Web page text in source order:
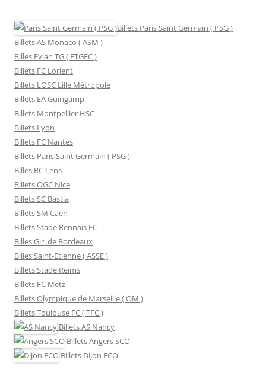
Billets Paris Saint Germain ( PSG )
Billets AS Monaco ( ASM )
Billes Evian TG ( ETGFC )
Billets FC Lorient
Billets LOSC Lille Métropole
Billets EA Guingamp
Billets Montpellier HSC
Billets Lyon
Billets FC Nantes
Billets Paris Saint Germain ( PSG )
Billes RC Lens
Billets OGC Nice
Billets SC Bastia
Billets SM Caen
Billets Stade Rennais FC
Billes Gir. de Bordeaux
Billes Saint-Etienne ( ASSE )
Billets Stade Reims
Billets FC Metz
Billets Olympique de Marseille ( OM )
Billets Toulouse FC ( TFC )
BilletsAS Nancy
BilletsAngers SCO
Billets Dijon FCO